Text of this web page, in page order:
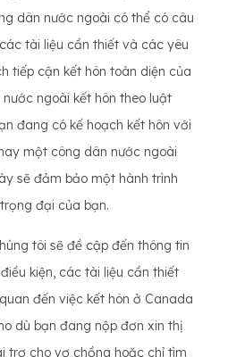
dân nước ngoài có thể có câu
tài liệu cần thiết và các yêu
tiếp cận kết hôn toàn diện của
ngoài kết hôn theo luật
đang có kế hoạch kết hôn với
một công dân nước ngoài
sẽ đảm bảo một hành trình
đại của bạn.
tôi sẽ đề cập đến thông tin
kiện, các tài liệu cần thiết
đến việc kết hôn ở Canada
dù bạn đang nộp đơn xin thị
trợ cho vợ chồng hoặc chỉ tìm